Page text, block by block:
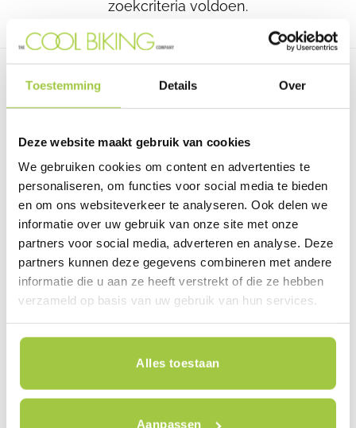
Toestemming Details Over
Deze website maakt gebruik van cookies
We gebruiken cookies om content en advertenties te
personaliseren, om functies voor social media te bieden
en om ons websiteverkeer te analyseren. Ook delen we
informatie over uw gebruik van onze site met onze
partners voor social media, adverteren en analyse. Deze
partners kunnen deze gegevens combineren met andere
informatie die u aan ze heeft verstrekt of die ze hebben
verzameld op basis van uw gebruik van hun services.
Alles toestaan
Aanpassen
zoekcriteria voldoen.
Van Beekstraat 7
1121 ND Landsmeer
+31 (0) 85-7735355
WhatsApp +31 (0)6 53 47 72 28